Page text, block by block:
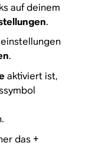
auf deinem
.
.
aktiviert ist,
das +